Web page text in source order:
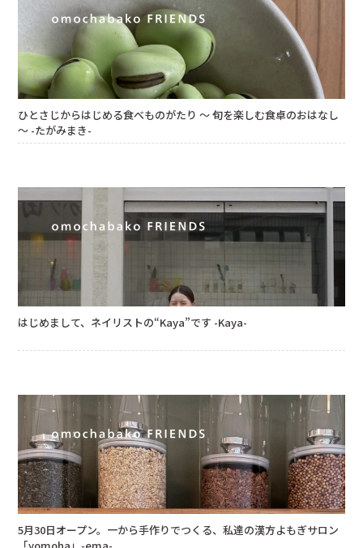
ひとさじからはじめる食べものがたり ～ 旬を楽しむ食卓のおはなし
～ -たがみまき-
はじめまして、ネイリストの“Kaya”です -Kaya-
5月30日オープン。一から手作りでつくる、私達の漢方よもぎサロン